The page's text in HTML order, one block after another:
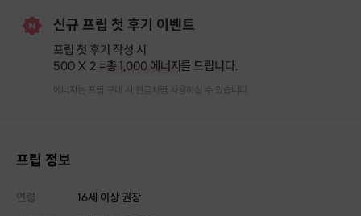
신규 프립 첫 후기 이벤트
프립 첫 후기 작성 시
500 X 2 =총 1,000 에너지를 드립니다.
에너지는 프립 구매 시 현금처럼 사용하실 수 있습니다.
프립 정보
연령
16세 이상 권장